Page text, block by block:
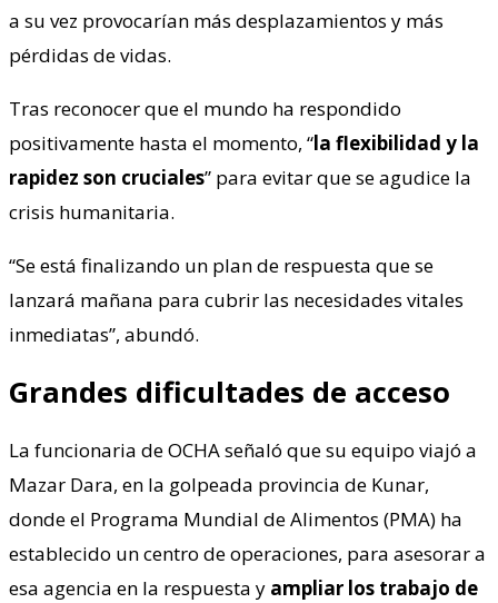
a su vez provocarían más desplazamientos y más
pérdidas de vidas.
Tras reconocer que el mundo ha respondido
positivamente hasta el momento, “la flexibilidad y la
rapidez son cruciales” para evitar que se agudice la
crisis humanitaria.
“Se está finalizando un plan de respuesta que se
lanzará mañana para cubrir las necesidades vitales
inmediatas”, abundó.
Grandes dificultades de acceso
La funcionaria de OCHA señaló que su equipo viajó a
Mazar Dara, en la golpeada provincia de Kunar,
donde el Programa Mundial de Alimentos (PMA) ha
establecido un centro de operaciones, para asesorar a
esa agencia en la respuesta y ampliar los trabajo de